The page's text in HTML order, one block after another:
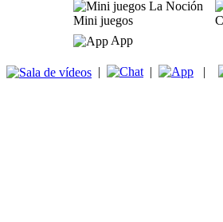
Mini juegos
App
| | |